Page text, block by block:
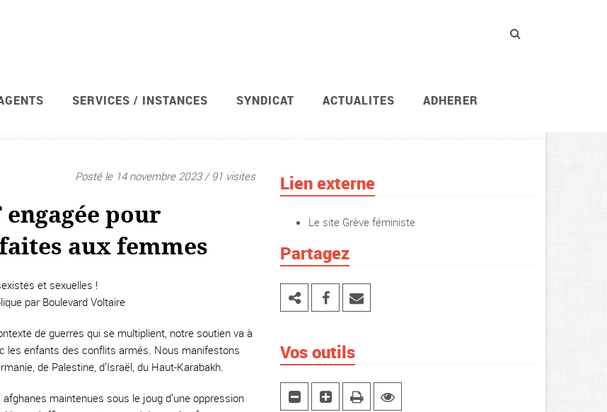
SERVICES / INSTANCES SYNDICAT ACTUALITES ADHERER
de grève et votations
Posté le 14 novembre 2023 / 91 visites
engagée pour
aux femmes
et sexuelles !
par Boulevard Voltaire
de guerres qui se multiplient, notre soutien va à
les enfants des conflits armés. Nous manifestons
de Palestine, d’Israël, du Haut-Karabakh.
maintenues sous le joug d’une oppression
Lien externe
Le site Grève féministe
Partagez
Vos outils